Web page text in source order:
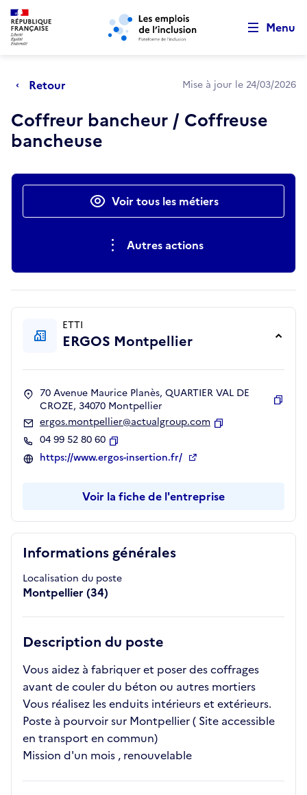
Aller au menu principal Aller au contenu principal
Menu
Retour Mise à jour le 24/03/2026
Coffreur bancheur / Coffreuse
bancheuse
Actions rapidesVoir tous les métiers
Autres actions
Informations générales
Localisation du poste
Montpellier (34)
Description du poste
Vous aidez à fabriquer et poser des coffrages
avant de couler du béton ou autres mortiers
Vous réalisez les enduits intérieurs et extérieurs.
Poste à pourvoir sur Montpellier ( Site accessible
en transport en commun)
Mission d'un mois , renouvelable
ETTI
ERGOS Montpellier
70 Avenue Maurice Planès, QUARTIER VAL DE
CROZE, 34070 Montpellier
ergos.montpellier@actualgroup.com
04 99 52 80 60
Copier
https://www.ergos-insertion.fr/
Voir la fiche de l'entreprise
Retour au début de la page
Panneau de gestion des cookies